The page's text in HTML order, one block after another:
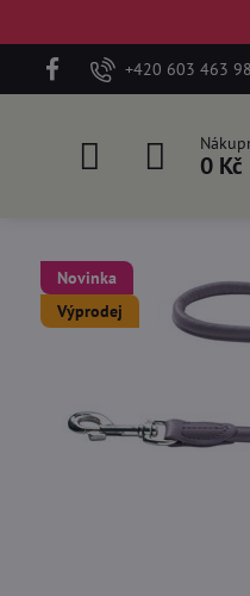
+420 603 463
0 Kč
Novinka
Výprodej